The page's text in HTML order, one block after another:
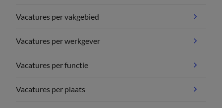
Vacatures per vakgebied
Vacatures per werkgever
Vacatures per functie
Vacatures per plaats